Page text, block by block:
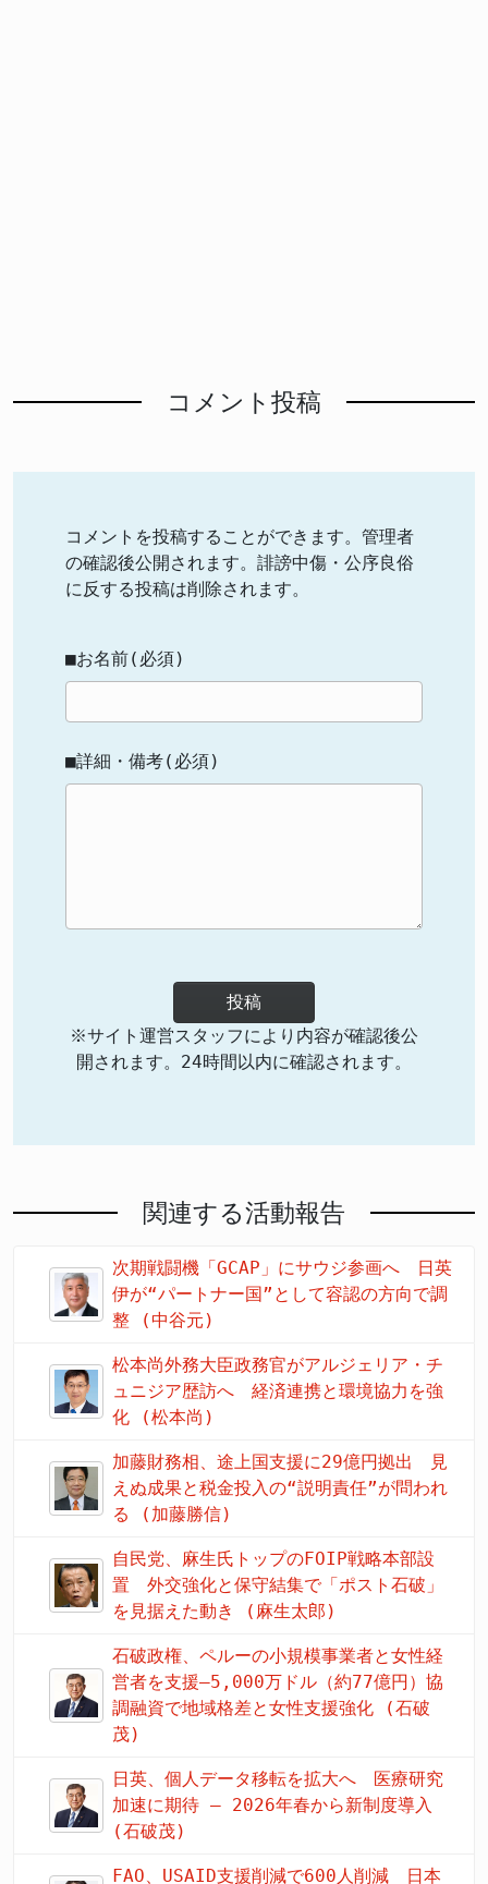
コメント投稿
コメントを投稿することができます。管理者
の確認後公開されます。誹謗中傷・公序良俗
に反する投稿は削除されます。
■お名前(必須)
■詳細・備考(必須)
投稿
※サイト運営スタッフにより内容が確認後公
開されます。24時間以内に確認されます。
関連する活動報告
次期戦闘機「GCAP」にサウジ参画へ 日英
伊が“パートナー国”として容認の方向で調
整 (中谷元)
松本尚外務大臣政務官がアルジェリア・チ
ュニジア歴訪へ 経済連携と環境協力を強
化 (松本尚)
加藤財務相、途上国支援に29億円拠出 見
えぬ成果と税金投入の“説明責任”が問われ
る (加藤勝信)
自民党、麻生氏トップのFOIP戦略本部設
置 外交強化と保守結集で「ポスト石破」
を見据えた動き (麻生太郎)
石破政権、ペルーの小規模事業者と女性経
営者を支援—5,000万ドル（約77億円）協
調融資で地域格差と女性支援強化 (石破
茂)
日英、個人データ移転を拡大へ 医療研究
加速に期待 – 2026年春から新制度導入
(石破茂)
FAO、USAID支援削減で600人削減 日本